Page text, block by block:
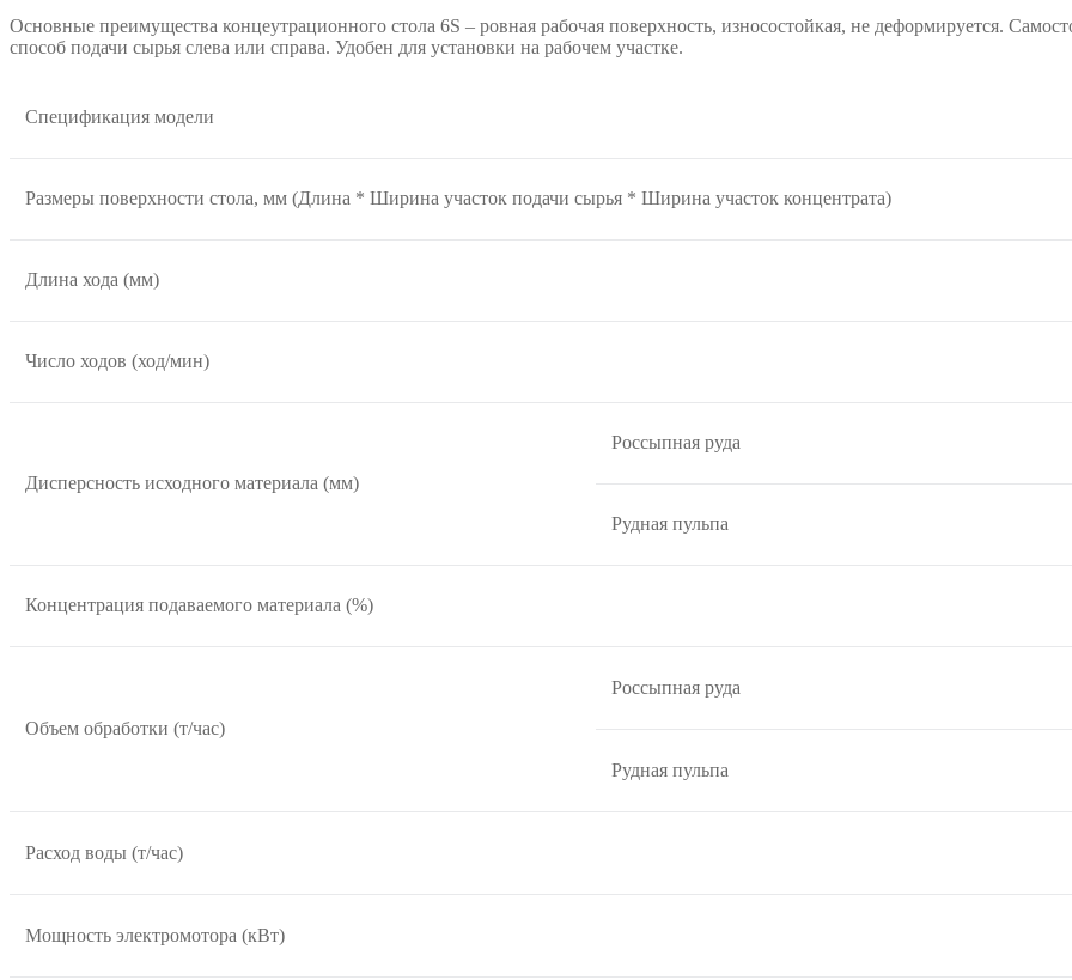
Основные преимущества концеyтрационного стола 6S – ровная рабочая поверхность, износостойкая, не деформируется.
способ подачи сырья слева или справа. Удобен для установки на рабочем участке.
Спецификация модели
Размеры поверхности стола, мм (Длина * Ширина участок подачи сырья * Ширина участок концентрата)
Длина хода (мм)
Число ходов (ход/мин)
Дисперсность исходного материала (мм)
Россыпная руда
Рудная пульпа
Концентрация подаваемого материала (%)
Объем обработки (т/час)
Россыпная руда
Рудная пульпа
Расход воды (т/час)
Мощность электромотора (кВт)